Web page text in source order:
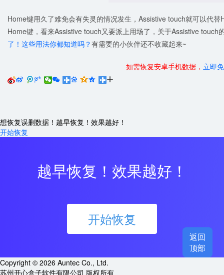
Home键用久了难免会有失灵的情况发生，Assistive touch就可以代
Home键，看来Assistive touch又要派上用场了，关于Assistive touch
了！这些用法你都知道吗？有需要的小伙伴还不收藏起来~
如需恢复安卓手机数据， 立即
     
想恢复误删数据！越早恢复！效果越好！
开始恢复
越早恢复！效果越好！
开始恢复
Copyright © 2026 Auntec Co., Ltd.
苏州开心盒子软件有限公司 版权所有
返回
顶部
